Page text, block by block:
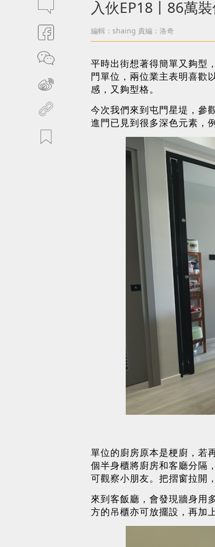
入伙EP18丨86萬
編輯：shaing 責編：洛奇
平時出街想著得簡單又夠型
門單位，兩位業主表明喜歡
感，又夠型格。
今次我們來到屯門星堤，參
進門已見到很多深色元素，
單位的廚房原本是梗廚，若
個半身櫃將廚房和客廳分隔
可觀察小朋友。把摺窗拉開
來到客飯廳，會發現牆身用
方的吊櫃亦可放擺設，再加